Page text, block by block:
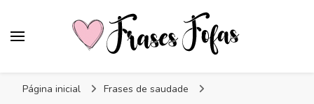
Página inicial
Frases de saudade